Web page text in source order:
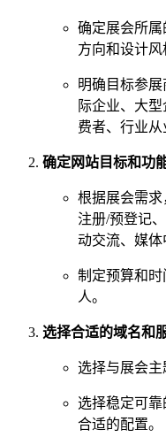
确定展会所
方向和设计风
明确目标参
际企业、大
费者、行业从
确定网站目标和功
根据展会需
注册/预登记
动交流、媒体
制定预算和
人。
选择合适的域名和
选择与展会主
选择稳定可
合适的配置。